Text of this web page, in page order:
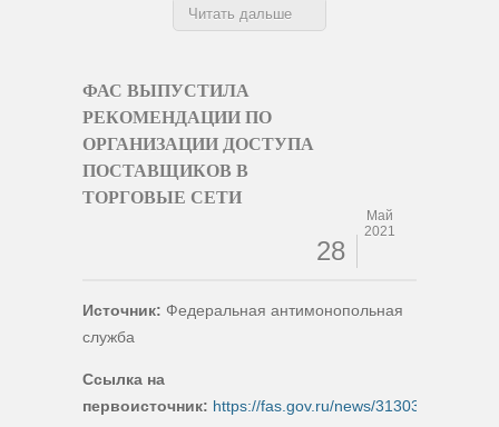
Читать дальше
ФАС ВЫПУСТИЛА
РЕКОМЕНДАЦИИ ПО
ОРГАНИЗАЦИИ ДОСТУПА
ПОСТАВЩИКОВ В
ТОРГОВЫЕ СЕТИ
28
Май
2021
Источник: Федеральная антимонопольная
служба
Ссылка на
первоисточник: https://fas.gov.ru/news/31303